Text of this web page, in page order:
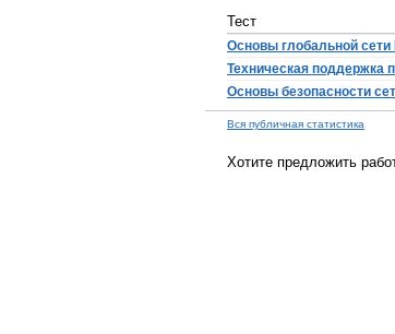
Тест
Основы глобальной сети
Техническая поддержка
Основы безопасности
Вся публичная статистика
Хотите предложить